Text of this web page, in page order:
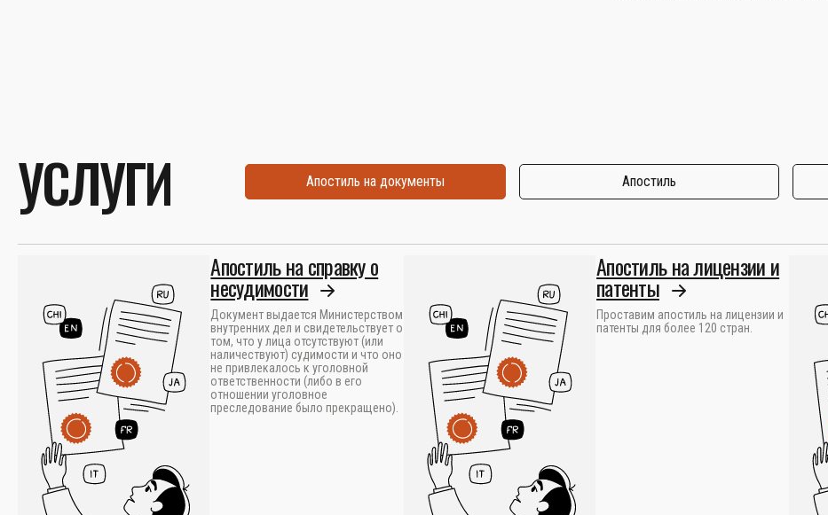
УСЛУГИ Апостиль на документы Апостиль
Апостиль на справку о
несудимости
Документ выдается Министерством
внутренних дел и свидетельствует о
том, что у лица отсутствуют (или
наличествуют) судимости и что оно
не привлекалось к уголовной
ответственности (либо в его
отношении уголовное
преследование было прекращено).
Апостиль на лицензии и
патенты
Проставим апостиль на лицензии и
патенты для более 120 стран.